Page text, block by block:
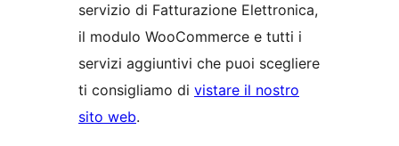
servizio di Fatturazione Elettronica,
il modulo WooCommerce e tutti i
servizi aggiuntivi che puoi scegliere
ti consigliamo di vistare il nostro
sito web.